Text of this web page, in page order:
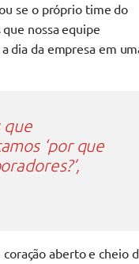
se o próprio time do
nossa equipe
dia da empresa em
que
‘por que
aberto e cheio